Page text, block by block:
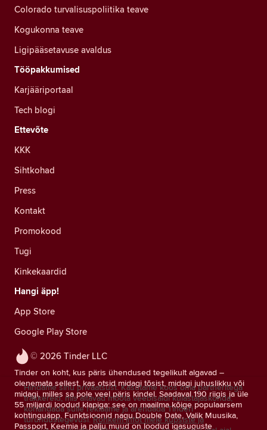
© 2026 Tinder LLC
Tinder on koht, kus päris ühendused tegelikult algavad –
olenemata sellest, kas otsid midagi tõsist, midagi juhuslikku või
midagi, milles sa pole veel päris kindel. Saadaval 190 riigis ja üle
55 miljardi loodud klapiga: see on maailma kõige populaarsem
kohtinguäpp. Funktsioonid nagu Double Date, Valik Muusika,
Passport, Keemia ja palju muud on loodud igasuguste
Colorado turvalisuspoliitika teave
Kogukonna teave
Ligipääsetavuse avaldus
Tööpakkumised
Karjääriportaal
Tech blogi
Ettevõte
KKK
Sihtkohad
Press
Kontakt
Promokood
Tugi
Kinkekaardid
Hangi äpp!
App Store
Google Play Store
Hindame sinu privaatsust. Kasutame koos oma partneritega
träkkereid, mis aitavad mõõta veebisaidi külastajaskonda,
kohandada sulle reklaame ja arendada Tinderi
turundustegevusi. Rohkem infot meie küpsiste ja